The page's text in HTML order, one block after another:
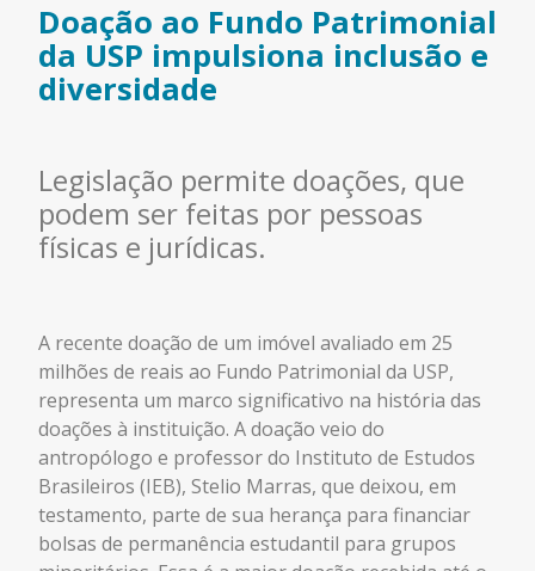
Doação ao Fundo Patrimonial
da USP impulsiona inclusão e
diversidade
Legislação permite doações, que
podem ser feitas por pessoas
físicas e jurídicas.
A recente doação de um imóvel avaliado em 25
milhões de reais ao Fundo Patrimonial da USP,
representa um marco significativo na história das
doações à instituição. A doação veio do
antropólogo e professor do Instituto de Estudos
Brasileiros (IEB), Stelio Marras, que deixou, em
testamento, parte de sua herança para financiar
bolsas de permanência estudantil para grupos